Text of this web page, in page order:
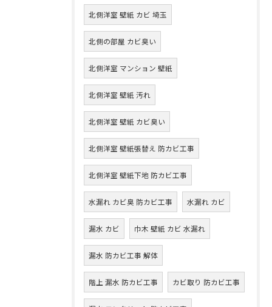
北側洋室 壁紙 カビ 埼玉
北側の部屋 カビ臭い
北側洋室 マンション 壁紙
北側洋室 壁紙 汚れ
北側洋室 壁紙 カビ臭い
北側洋室 壁紙張替え 防カビ工事
北側洋室 壁紙下地 防カビ工事
水漏れ カビ臭 防カビ工事 水漏れ カビ
漏水 カビ 巾木 壁紙 カビ 水漏れ
漏水 防カビ工事 解体
階上 漏水 防カビ工事 カビ取り 防カビ工事